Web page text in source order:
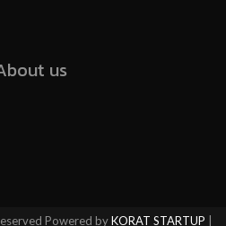
us
Powered byKORAT STARTUP